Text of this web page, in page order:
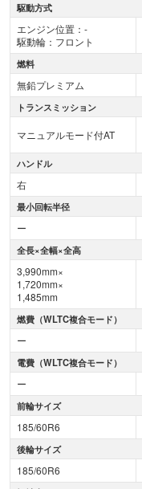
駆動方式
エンジン位置：-
駆動輪：フロント
燃料
無鉛プレミアム
トランスミッション
マニュアルモード付AT
ハンドル
右
最小回転半径
ー
全長×全幅×全高
3,990mm×
1,720mm×
1,485mm
燃費（WLTC複合モード）
ー
電費（WLTC複合モード）
ー
前輪サイズ
185/60R6
後輪サイズ
185/60R6